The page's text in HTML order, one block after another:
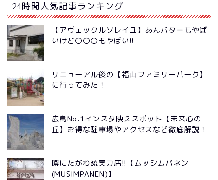
24時間人気記事ランキング
【アヴェックルソレイユ】あんバターもやば
いけど〇〇〇もやばい!!
リニューアル後の【福山ファミリーパーク】
に行ってみた！
広島No.1インスタ映えスポット【未来心の
丘】お得な駐車場やアクセスなど徹底解説！
噂にたがわぬ実力店!!【ムッシムパネン
(MUSIMPANEN)】